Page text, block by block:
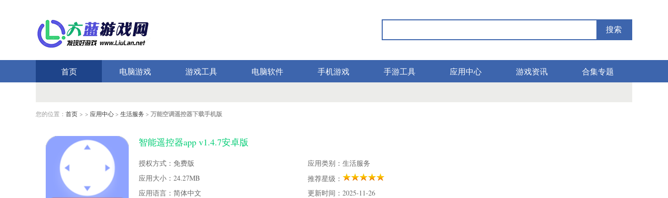
搜索
首页 电脑游戏 游戏工具 电脑软件 手机游戏 手游工具 应用中心 游戏资讯 合集专题
您的位置： 首页 > > 应用中心 > 生活服务 > 万能空调遥控器下载手机版
智能遥控器app v1.4.7安卓版
授权方式：免费版
应用类别：生活服务
应用大小：24.27MB
推荐星级：
应用语言：简体中文
更新时间：2025-11-26